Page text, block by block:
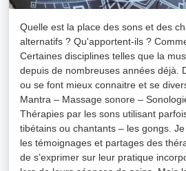
Quelle est la place des sons et des
alternatifs ? Qu'apportent-ils ?
Certaines disciplines telles que la
depuis de nombreuses années déjà.
ou se font mieux connaitre et se
Mantra – Massage sonore –
Thérapies par les sons utilisant
tibétains ou chantants – les gongs.
les témoignages et partages des
de s’exprimer sur leur pratique